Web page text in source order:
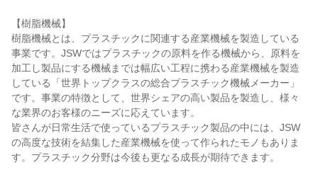
【樹脂機械】
樹脂機械とは、プラスチックに関連する産業機械を製造している
事業です。JSWではプラスチックの原料を作る機械から、原料を
加工し製品にする機械までは幅広い工程に携わる産業機械を製造
している「世界トップクラスの総合プラスチック機械メーカー」
です。事業の特徴として、世界シェアの高い製品を製造し、様々
な業界のお客様のニーズに応えています。
皆さんが日常生活で使っているプラスチック製品の中には、JSW
の高度な技術を結集した産業機械を使って作られたモノもありま
す。プラスチック分野は今後も更なる成長が期待できます。